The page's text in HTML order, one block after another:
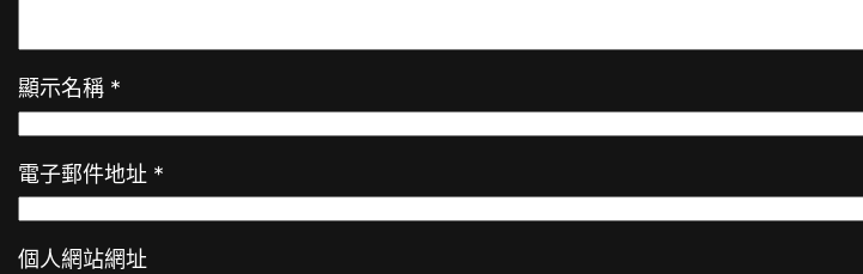
顯示名稱 *
電子郵件地址 *
個人網站網址